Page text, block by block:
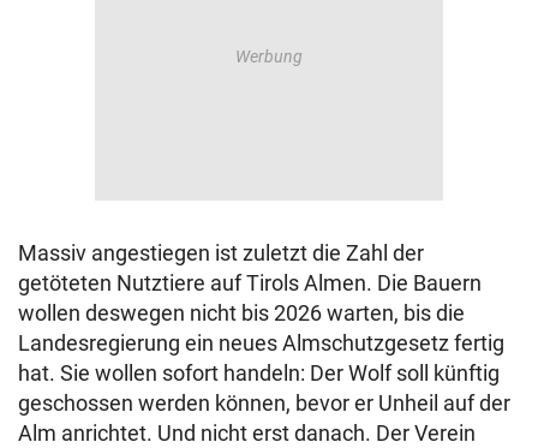
Massiv angestiegen ist zuletzt die Zahl der
getöteten Nutztiere auf Tirols Almen. Die Bauern
wollen deswegen nicht bis 2026 warten, bis die
Landesregierung ein neues Almschutzgesetz fertig
hat. Sie wollen sofort handeln: Der Wolf soll künftig
geschossen werden können, bevor er Unheil auf der
Alm anrichtet. Und nicht erst danach. Der Verein